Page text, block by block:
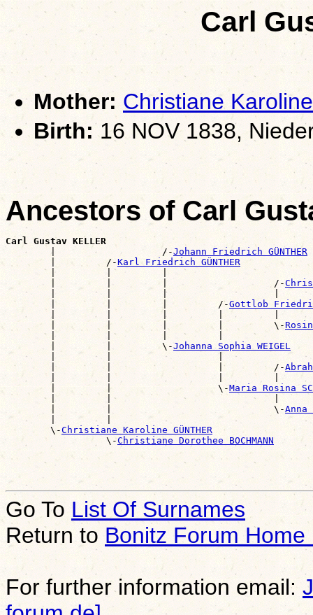
Carl
Mother: Christiane
Birth:16 NOV 1838,
Ancestors of Carl
Carl Gustav KELLER
|                   /-Johann Friedrich GÜNTHER
        |         /-
Karl Friedrich GÜNTHER
|         |         |
        |         |         |                   /-
|         |         |                   |
        |         |         |         /-
Gottlob
|         |         |         |         |
        |         |         |         |         \-
|         |         |         |
        |         |         \-
Johanna Sophia WEIGEL
|         |                   |
        |         |                   |         /-
|         |                   |         |
        |         |                   \-
Maria Rosina
|         |                             |
        |         |                             \-
Anna
|         |
        \-
Christiane Karoline GÜNTHER
                  \-
Christiane Dorothee BOCHMANN
Go To List Of Surnames
Return to Bonitz Forum Home
For further information email: